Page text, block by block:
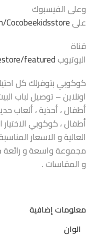
وعلى الفيسبوك
على
قناة
اليوتيوبfeatured
كوكوبي بتوفرلك كل
اونلاين – توصيل لباب
أطفال ، أحذية ، ألعاب
أطفال ، كوكوبي
العالية و الاسعار
مجموعة واسعة و رائعة
و المقاسات .
معلومات إضافية
الوان